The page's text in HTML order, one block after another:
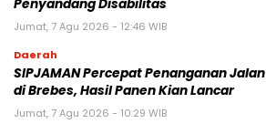
Penyandang Disabilitas
Jumat, 7 Agu 2026 - 12:46 WIB
Daerah
SIPJAMAN Percepat Penanganan Jalan
di Brebes, Hasil Panen Kian Lancar
Jumat, 7 Agu 2026 - 10:29 WIB